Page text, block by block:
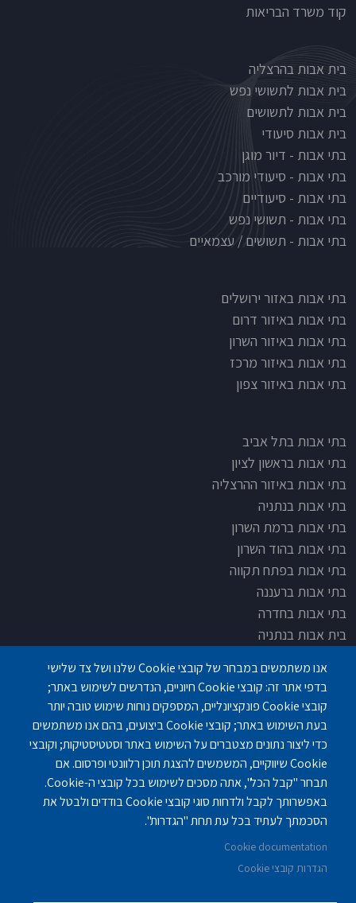
קוד משרד הבריאות
Nursinghouse type
בית אבות בהרצליה
בית אבות לתשושי נפש
בית אבות לתשושים
בית אבות סיעודי
בתי אבות - דיור מוגן
בתי אבות - סיעודי מורכב
בתי אבות - סיעודיים
בתי אבות - תשושי נפש
בתי אבות - תשושים / עצמאיים
בתי אבות לפי אזורים
בתי אבות באזור ירושלים
בתי אבות באיזור דרום
בתי אבות באיזור השרון
בתי אבות באיזור מרכז
בתי אבות באיזור צפון
בתי אבות בתל אביב
בתי אבות בראשון לציון
בתי אבות באיזור ההרצליה
בתי אבות בנתניה
בתי אבות ברמת השרון
בתי אבות בהוד השרון
בתי אבות בפתח תקווה
בתי אבות ברעננה
בתי אבות בחדרה
בית אבות בנתניה
בית אבות בפתח תקוה
בית בלב כפר סבא
בית אבות בחיפה
פנחס לבון 18 ,לב יסמין, קומה-2, נתניה
077-5420695
אנו משתמשים במבחר של קובצי Cookie שלנו ושל צד שלישי
בדפי אתר זה: קובצי Cookie חיוניים, הנדרשים לשימוש באתר;
קובצי Cookie פונקציונליים, המספקים נוחות שימוש טובה יותר
בעת השימוש באתר; קובצי Cookie ביצועים, בהם אנו משתמשים
כדי ליצור נתונים מצטברים על השימוש באתר וסטטיסטיקות; וקובצי
Cookie שיווקיים, המשמשים להצגת תוכן רלוונטי ופרסום. אם
תבחר "קבל הכל", אתה מסכים לשימוש בכל קובצי ה-Cookie.
באפשרותך לקבל ולדחות סוגי קובצי Cookie בודדים ולבטל את
הסכמתך לעתיד בכל עת תחת "הגדרות".
Cookie documentation
הגדרות קובצי Cookie